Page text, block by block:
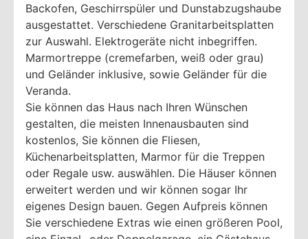
Backofen, Geschirrspüler und Dunstabzugshaube
ausgestattet. Verschiedene Granitarbeitsplatten
zur Auswahl. Elektrogeräte nicht inbegriffen.
Marmortreppe (cremefarben, weiß oder grau)
und Geländer inklusive, sowie Geländer für die
Veranda.
Sie können das Haus nach Ihren Wünschen
gestalten, die meisten Innenausbauten sind
kostenlos, Sie können die Fliesen,
Küchenarbeitsplatten, Marmor für die Treppen
oder Regale usw. auswählen. Die Häuser können
erweitert werden und wir können sogar Ihr
eigenes Design bauen. Gegen Aufpreis können
Sie verschiedene Extras wie einen größeren Pool,